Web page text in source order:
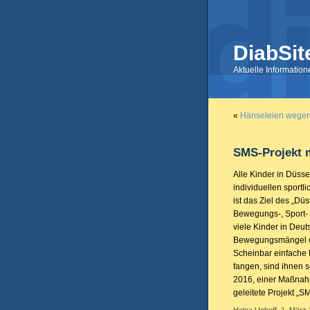
Aktuelle
« Hänseleien
SMS-Projekt
Alle Kinder in
individuellen
ist das Ziel des
Bewegungs-,
viele Kinder in
Bewegungsmängel
Scheinbar einfache
fangen, sind ihnen
2016, einer
geleitete Projekt